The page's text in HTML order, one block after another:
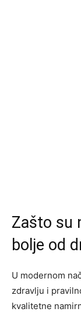
Zašto su
bolje od
U modernom
zdravlju i
kvalitetne